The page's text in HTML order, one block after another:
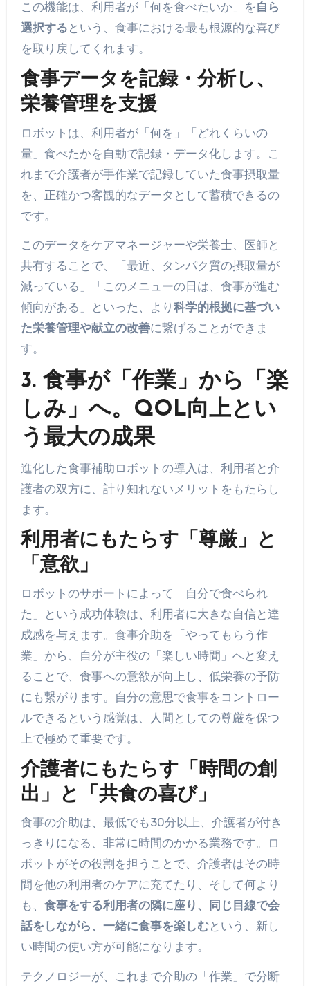
この機能は、利用者が「何を食べたいか」を 自ら
選択する という、食事における最も根源的な喜び
を取り戻してくれます。
食事データを記録・分析し、
栄養管理を支援
ロボットは、利用者が「何を」「どれくらいの
量」食べたかを自動で記録・データ化します。こ
れまで介護者が手作業で記録していた食事摂取量
を、正確かつ客観的なデータとして蓄積できるの
です。
このデータをケアマネージャーや栄養士、医師と
共有することで、「最近、タンパク質の摂取量が
減っている」「このメニューの日は、食事が進む
傾向がある」といった、より 科学的根拠に基づい
た栄養管理や献立の改善に繋げることができま
す。
3. 食事が「作業」から「楽
しみ」へ。QOL向上とい
う最大の成果
進化した食事補助ロボットの導入は、利用者と介
護者の双方に、計り知れないメリットをもたらし
ます。
利用者にもたらす「尊厳」と
「意欲」
ロボットのサポートによって「自分で食べられ
た」という成功体験は、利用者に大きな自信と達
成感を与えます。食事介助を「やってもらう作
業」から、自分が主役の「楽しい時間」へと変え
ることで、食事への意欲が向上し、低栄養の予防
にも繋がります。自分の意思で食事をコントロー
ルできるという感覚は、人間としての尊厳を保つ
上で極めて重要です。
介護者にもたらす「時間の創
出」と「共食の喜び」
食事の介助は、最低でも30分以上、介護者が付き
っきりになる、非常に時間のかかる業務です。ロ
ボットがその役割を担うことで、介護者はその時
間を他の利用者のケアに充てたり、そして何より
も、 食事をする利用者の隣に座り、同じ目線で会
話をしながら、一緒に食事を楽しむという、新し
い時間の使い方が可能になります。
テクノロジーが、これまで介助の「作業」で分断